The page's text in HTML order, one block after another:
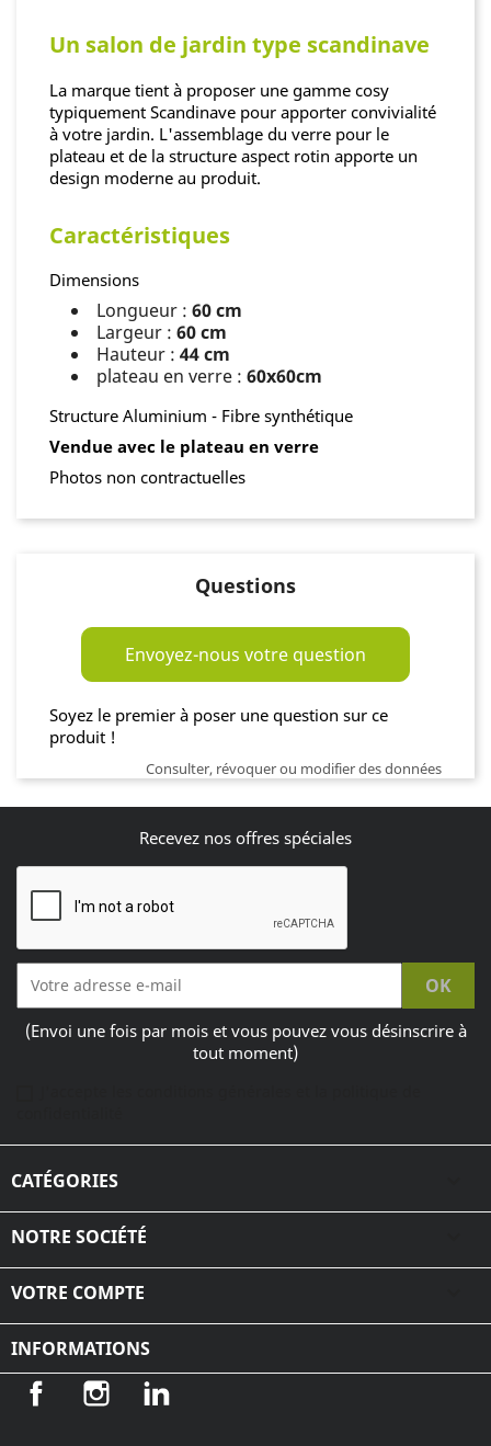
Un salon de jardin type scandinave
La marque tient à proposer une gamme cosy
typiquement Scandinave pour apporter convivialité
à votre jardin. L'assemblage du verre pour le
plateau et de la structure aspect rotin apporte un
design moderne au produit.
Caractéristiques
Dimensions
Longueur : 60 cm
Largeur : 60 cm
Hauteur : 44 cm
plateau en verre : 60x60cm
Structure Aluminium - Fibre synthétique
Vendue avec le plateau en verre
Photos non contractuelles
Questions
Envoyez-nous votre question
Soyez le premier à poser une question sur ce
produit !
Consulter, révoquer ou modifier des données
Recevez nos offres spéciales
(Envoi une fois par mois et vous pouvez vous désinscrire à
tout moment)
CATÉGORIES
NOTRE SOCIÉTÉ
VOTRE COMPTE
INFORMATIONS
Facebook Instagram